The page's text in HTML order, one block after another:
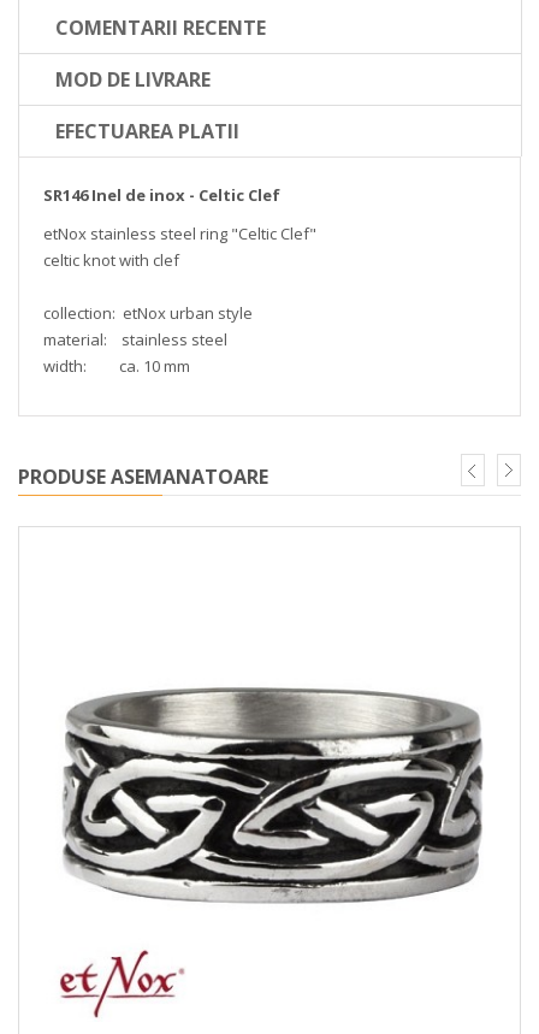
COMENTARII RECENTE
MOD DE LIVRARE
EFECTUAREA PLATII
SR146 Inel de inox - Celtic Clef
etNox stainless steel ring "Celtic Clef"
celtic knot with clef
collection: etNox urban style
material: stainless steel
width: ca. 10 mm
PRODUSE ASEMANATOARE